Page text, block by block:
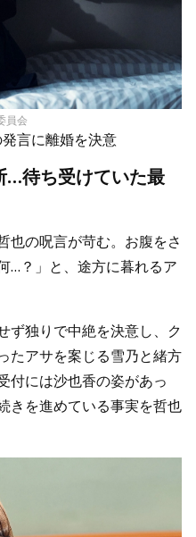
員会
言に離婚を決意
…待ち受けていた最
也の呪言が苛む。お腹をさ
…？」と、途方に暮れるア
ず独りで中絶を決意し、ク
たアサを案じる雪乃と緒方
付には沙也香の姿があっ
きを進めている事実を哲也